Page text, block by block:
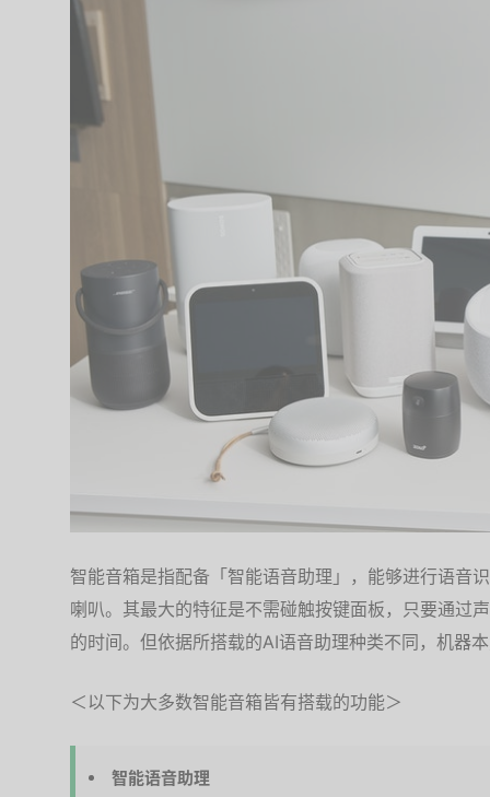
智能音箱是指配备「智能语音助理」，能够进行语音
喇叭。其最大的特征是不需碰触按键面板，只要通过
的时间。但依据所搭载的AI语音助理种类不同，机器
＜以下为大多数智能音箱皆有搭载的功能＞
智能语音助理